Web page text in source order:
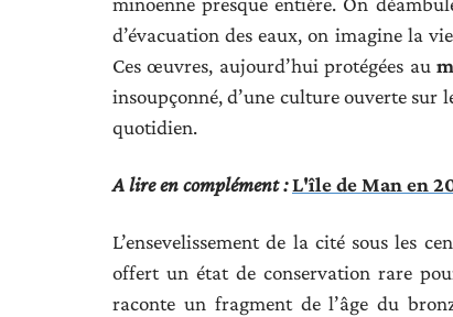
d’évacuation des eaux, on imagine la
Ces œuvres, aujourd’hui protégées au
insoupçonné, d’une culture ouverte
quotidien.
A lire en complément :L'île de Man en
L’ensevelissement de la cité sous les
offert un état de conservation rare
raconte un fragment de l’âge du